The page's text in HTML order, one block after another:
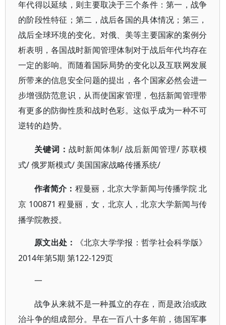
年代得以延续，则主要取决于三个条件：第一，战争
的阶段性特征；第二，战后各国的具体情况；第三，
战后全球环境的变化。对俄、美等主要国家的案例分
析表明，各国战时新闻管理体制对于战后年代均存在
一定的影响。而随着国际局势的变化以及互联网发展
所带来的信息安全问题的提出，各个国家必然会进一
步增强防范意识，从而使国家管理，包括新闻管理带
有更多的防御性质和战时色彩。这似乎成为一种不可
逆转的趋势。
关键词： 战时新闻体制/战后新闻管理/苏联模
式/ 俄罗斯模式/ 美国国家战略传播系统/
作者简介： 程曼丽，北京大学新闻与传播学院 北
京 100871 程曼丽，女，北京人，北京大学新闻与传
播学院教授。
原文出处： 《北京大学学报：哲学社会科学版》
2014年第5期 第122-129页
一
战争从来就不是一种孤立的存在，而是政治或政
治斗争的组成部分。早在一百八十多年前，德国军事